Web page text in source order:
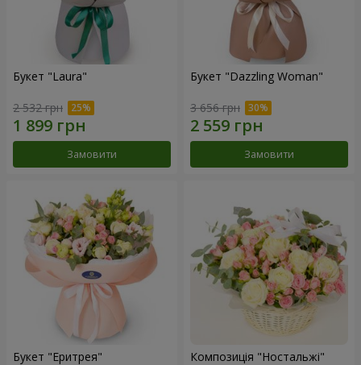
Букет "Laura"
2 532 грн
Замовити
Букет "Dazzling Woman"
3 656 грн
Замовити
Букет "Еритрея" Композиція "Ностальжі"